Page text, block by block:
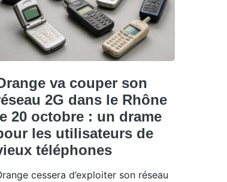
va couper son
2G dans le Rhône
20 octobre : un drame
les utilisateurs de
téléphones
cessera d’exploiter son réseau